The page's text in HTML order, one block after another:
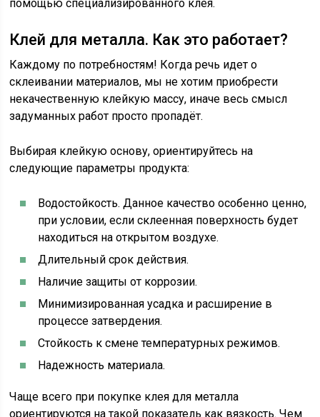
помощью специализированного клея.
Клей для металла. Как это работает?
Каждому по потребностям! Когда речь идет о
склеивании материалов, мы не хотим приобрести
некачественную клейкую массу, иначе весь смысл
задуманных работ просто пропадёт.
Выбирая клейкую основу, ориентируйтесь на
следующие параметры продукта:
Водостойкость. Данное качество особенно ценно,
при условии, если склеенная поверхность будет
находиться на открытом воздухе.
Длительный срок действия.
Наличие защиты от коррозии.
Минимизированная усадка и расширение в
процессе затвердения.
Стойкость к смене температурных режимов.
Надежность материала.
Чаще всего при покупке клея для металла
ориентируются на такой показатель как вязкость. Чем